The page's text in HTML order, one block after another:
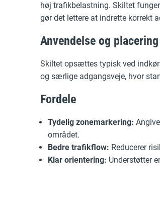
høj trafikbelastning. Skiltet
gør det lettere at indrette korrekt
Anvendelse og placering
Skiltet opsættes typisk ved
og særlige adgangsveje, hvor
Fordele
Tydelig zonemarkering:
området.
Bedre trafikflow: Reducerer
Klar orientering: Understøtter